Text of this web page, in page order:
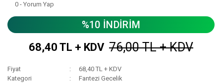
0 - Yorum Yap
%10 İNDİRİM
68,40 TL + KDV 76,00 TL + KDV
Fiyat
68,40 TL + KDV
Kategori
Fantezi Gecelik